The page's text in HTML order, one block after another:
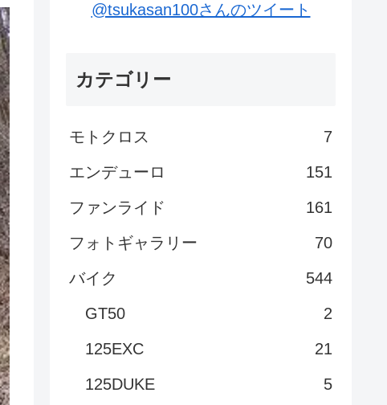
@tsukasan100さんのツイート
カテゴリー
モトクロス
7
エンデューロ
151
ファンライド
161
フォトギャラリー
70
バイク
544
GT50
2
125EXC
21
125DUKE
5